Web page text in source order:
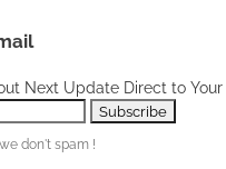
Next Update Direct to Your
don't spam !